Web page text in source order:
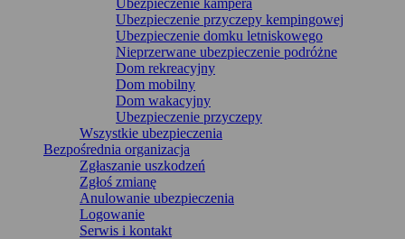
Ubezpieczenie kampera
Ubezpieczenie przyczepy kempingowej
Ubezpieczenie domku letniskowego
Nieprzerwane ubezpieczenie podróżne
Dom rekreacyjny
Dom mobilny
Dom wakacyjny
Ubezpieczenie przyczepy
Wszystkie ubezpieczenia
Bezpośrednia organizacja
Zgłaszanie uszkodzeń
Zgłoś zmianę
Anulowanie ubezpieczenia
Logowanie
Serwis i kontakt